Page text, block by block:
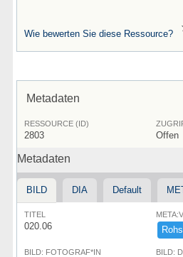
Wie bewerten Sie diese Ressource?
Metadaten
RESSOURCE (ID)
2803 Offen
Metadaten
BILD DIA Default
TITEL
020.06
BILD: FOTOGRAF*IN BILD: